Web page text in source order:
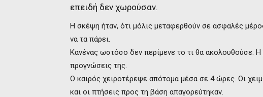
επειδή δεν χωρούσαν.
Η σκέψη ήταν, ότι μόλις μεταφερθούν σε ασφαλές
να τα πάρει.
Κανένας ωστόσο δεν περίμενε το τι θα ακολουθούσε.
προγνώσεις της.
Ο καιρός χειροτέρεψε απότομα μέσα σε 4 ώρες. Οι
και οι πτήσεις προς τη βάση απαγορεύτηκαν.